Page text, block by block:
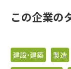
この企業の
建設・建築 製造